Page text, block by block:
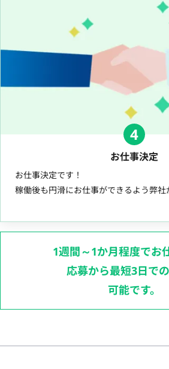
4
お仕事決定
お仕事決定です！
稼働後も円滑にお仕事ができるよう弊社
1週間～1か月程度でお
応募から最短3日で
可能です。